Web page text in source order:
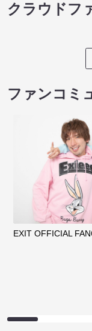
クラウドフ
ファンコミ
EXIT OFFICIAL